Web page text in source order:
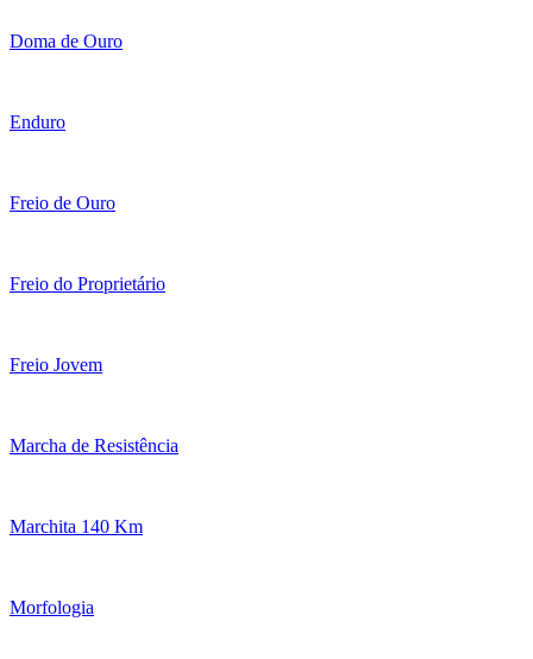
Doma de Ouro
Enduro
Freio de Ouro
Freio do Proprietário
Freio Jovem
Marcha de Resistência
Marchita 140 Km
Morfologia